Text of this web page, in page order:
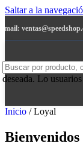
Saltar a la
mail:
deseada. Lo
Inicio / Loyal